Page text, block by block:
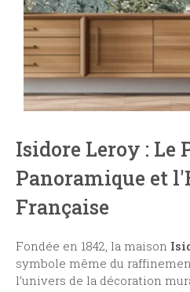
Isidore Leroy : Le
Panoramique et
Française
Fondée en 1842, la maison
symbole même du
l’univers de la décoration